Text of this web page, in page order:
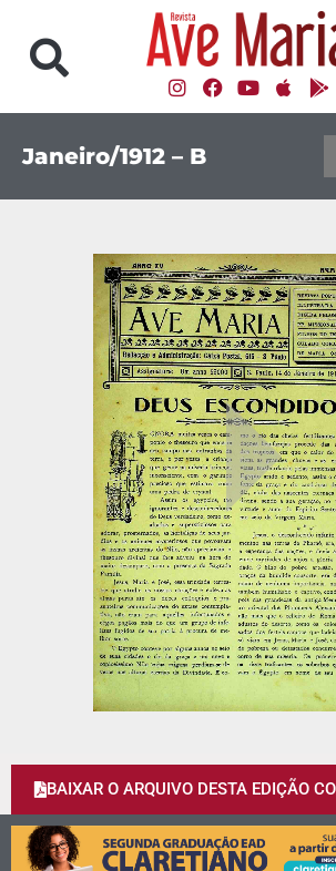
Janeiro/1912 – B
BAIXAR O ARQUIVO DESTA EDIÇÃO